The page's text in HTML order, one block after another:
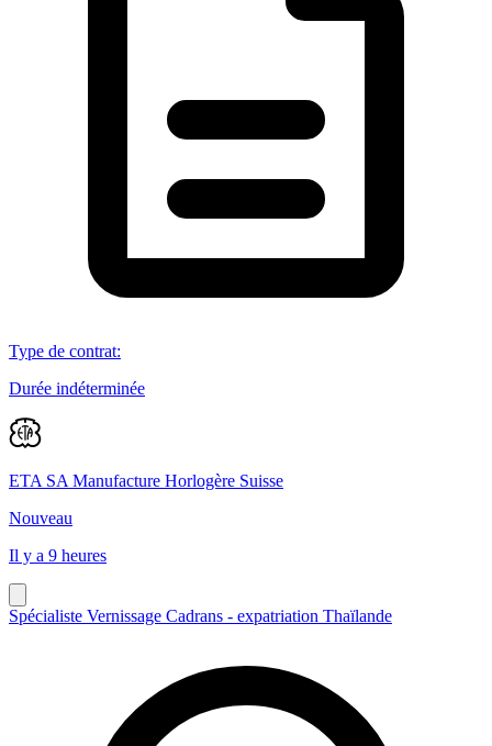
Type de contrat:
Durée indéterminée
ETA SA Manufacture Horlogère Suisse
Nouveau
Il y a 9 heures
Spécialiste Vernissage Cadrans - expatriation Thaïlande